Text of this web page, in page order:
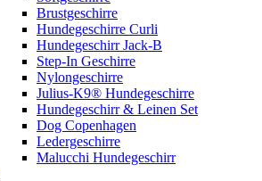
Brustgeschirre
Hundegeschirre Curli
Hundegeschirr Jack-B
Step-In Geschirre
Nylongeschirre
Julius-K9® Hundegeschirre
Hundegeschirr & Leinen Set
Dog Copenhagen
Ledergeschirre
Malucchi Hundegeschirr